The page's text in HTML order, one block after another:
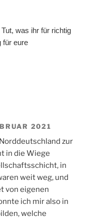
was ihr für richtig
für eure
2021
zur
in die Wiege
in
weit weg, und
von eigenen
ich mir also in
welche